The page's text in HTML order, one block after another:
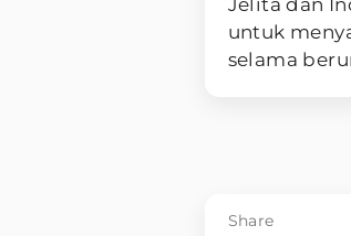
untuk
selama
Share